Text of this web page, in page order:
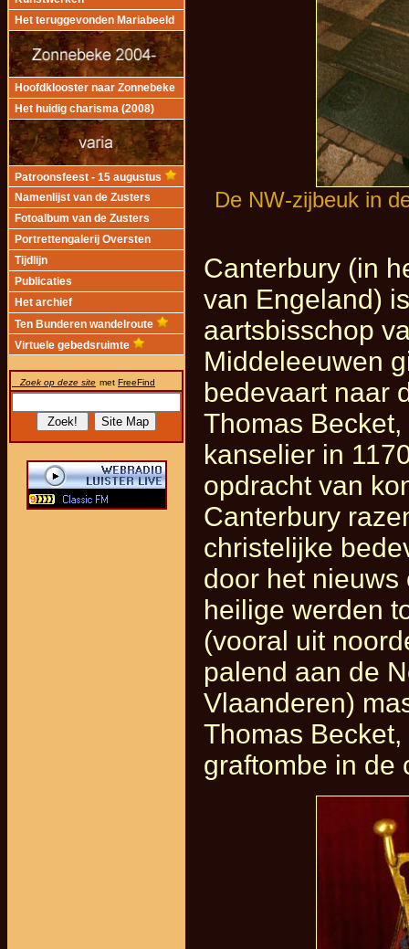
Het teruggevonden Mariabeeld
Hoofdklooster naar Zonnebeke
Het huidig charisma (2008)
Patroonsfeest - 15 augustus
Namenlijst van de Zusters
Fotoalbum van de Zusters
Portrettengalerij Oversten
Tijdlijn
Publicaties
Het archief
Ten Bunderen wandelroute
Virtuele gebedsruimte
Zoek op deze site met FreeFind
De NW-zijbeuk in
Canterbury (in
van Engeland)
aartsbisschop
Middeleeuwen
bedevaart naar
Thomas
kanselier in
opdracht van
Canterbury
christelijke
door het
heilige werden
(vooral uit
palend aan de
Vlaanderen)
Thomas
graftombe in de